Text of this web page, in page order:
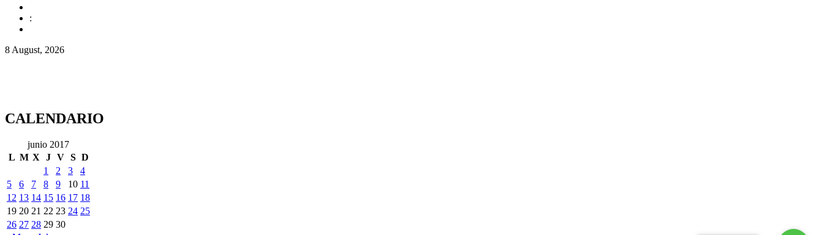
:
8 August, 2026
CALENDARIO
junio 2017
L M X J V S D
1
2 3
4
5
6 7 8 9 10 11
12 13 14 15 16 17 18
19 20 21 22 23 24 25
26 27 28 29 30